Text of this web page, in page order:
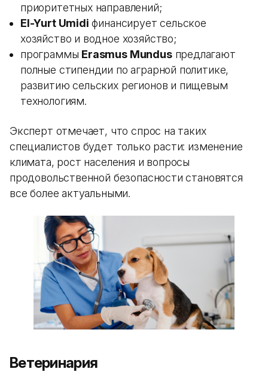
приоритетных направлений;
El-Yurt Umidi финансирует сельское
хозяйство и водное хозяйство;
программы Erasmus Mundusпредлагают
полные стипендии по аграрной политике,
развитию сельских регионов и пищевым
технологиям.
Эксперт отмечает, что спрос на таких
специалистов будет только расти: изменение
климата, рост населения и вопросы
продовольственной безопасности становятся
все более актуальными.
Ветеринария